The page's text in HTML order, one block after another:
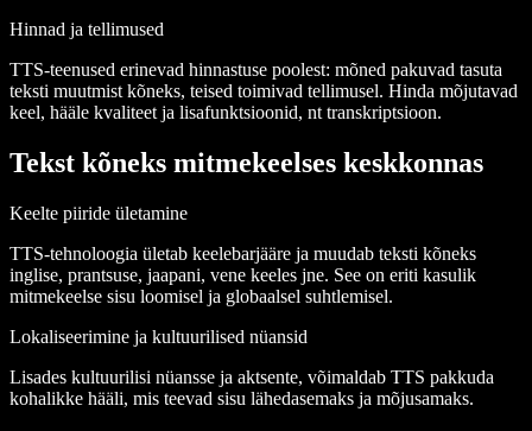
Hinnad ja tellimused
TTS-teenused erinevad hinnastuse poolest: mõned pakuvad tasuta
teksti muutmist kõneks, teised toimivad tellimusel. Hinda mõjutavad
keel, hääle kvaliteet ja lisafunktsioonid, nt transkriptsioon.
Tekst kõneks mitmekeelses keskkonnas
Keelte piiride ületamine
TTS-tehnoloogia ületab keelebarjääre ja muudab teksti kõneks
inglise, prantsuse, jaapani, vene keeles jne. See on eriti kasulik
mitmekeelse sisu loomisel ja globaalsel suhtlemisel.
Lokaliseerimine ja kultuurilised nüansid
Lisades kultuurilisi nüansse ja aktsente, võimaldab TTS pakkuda
kohalikke hääli, mis teevad sisu lähedasemaks ja mõjusamaks.